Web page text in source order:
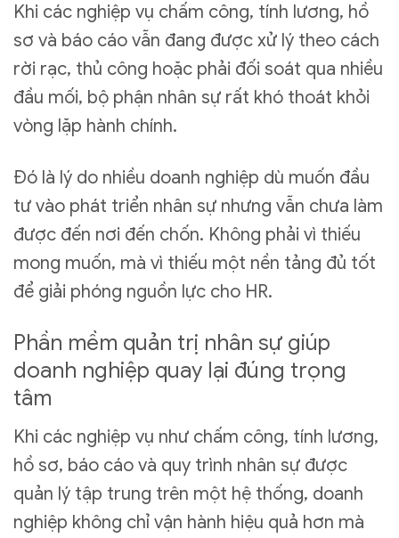
Khi các nghiệp vụ chấm công, tính lương, hồ
sơ và báo cáo vẫn đang được xử lý theo cách
rời rạc, thủ công hoặc phải đối soát qua nhiều
đầu mối, bộ phận nhân sự rất khó thoát khỏi
vòng lặp hành chính.
Đó là lý do nhiều doanh nghiệp dù muốn đầu
tư vào phát triển nhân sự nhưng vẫn chưa làm
được đến nơi đến chốn. Không phải vì thiếu
mong muốn, mà vì thiếu một nền tảng đủ tốt
để giải phóng nguồn lực cho HR.
Phần mềm quản trị nhân sự giúp
doanh nghiệp quay lại đúng trọng
tâm
Khi các nghiệp vụ như chấm công, tính lương,
hồ sơ, báo cáo và quy trình nhân sự được
quản lý tập trung trên một hệ thống, doanh
nghiệp không chỉ vận hành hiệu quả hơn mà